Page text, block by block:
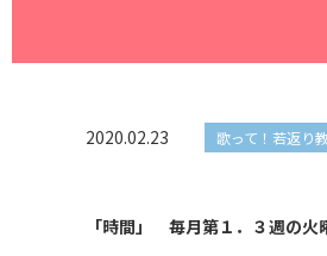
2020.02.23 歌って！若返り
「時間」 毎月第１．３週の